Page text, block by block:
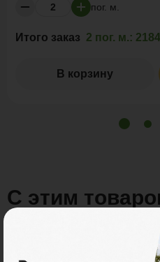
пог. м.
Итого заказ 2 пог. м.:
В корзину
С этим